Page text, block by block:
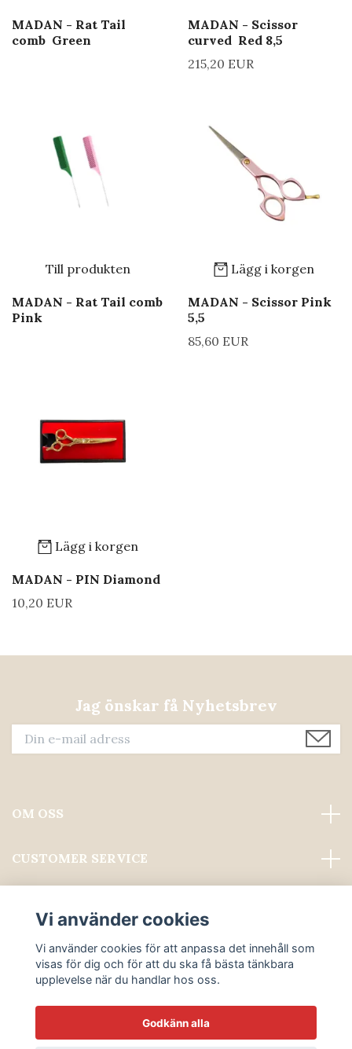
MADAN - Rat Tail
comb Green
MADAN - Scissor
curved Red 8,5
215,20 EUR
Till produkten
MADAN - Rat Tail comb
Pink
Lägg i korgen
MADAN - Scissor Pink
5,5
85,60 EUR
Lägg i korgen
MADAN - PIN Diamond
10,20 EUR
Jag önskar få Nyhetsbrev
OM OSS
CUSTOMER SERVICE
Sociala medier
Vi använder cookies
Vi använder cookies för att anpassa det innehåll som
visas för dig och för att du ska få bästa tänkbara
upplevelse när du handlar hos oss.
Godkänn alla